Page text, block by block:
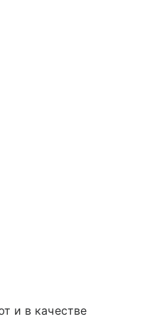
и в качестве